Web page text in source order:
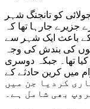
شخص کے بارے میں بتایا گیا ہے کہ 12 جولائی کو تانجنگ شہر
جارہا تھا کہ
کے باعث ایک شہر سے
کی بندش کی وجہ
تھا۔ جبکہ دوسری
میں کرین حادثے کے
کردیا جن میں
بھی شامل ہے۔